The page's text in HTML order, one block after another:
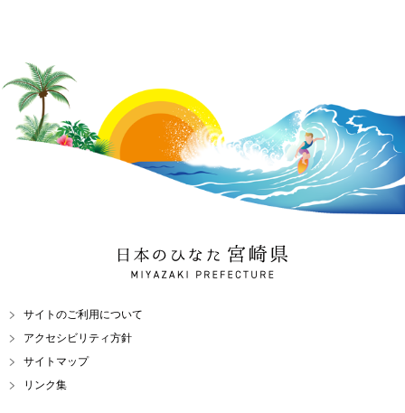
日本のひなた 宮崎県
MIYAZAKI PREFECTURE
サイトのご利用について
アクセシビリティ方針
サイトマップ
リンク集